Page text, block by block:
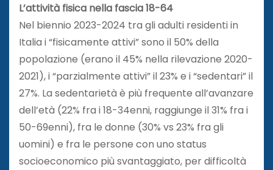
L’attività fisica nella fascia 18-64
Nel biennio 2023-2024 tra gli adulti residenti in
Italia i “fisicamente attivi” sono il 50% della
popolazione (erano il 45% nella rilevazione 2020-
2021), i “parzialmente attivi” il 23% e i “sedentari” il
27%. La sedentarietà è più frequente all’avanzare
dell’età (22% fra i 18-34enni, raggiunge il 31% fra i
50-69enni), fra le donne (30% vs 23% fra gli
uomini) e fra le persone con uno status
socioeconomico più svantaggiato, per difficoltà